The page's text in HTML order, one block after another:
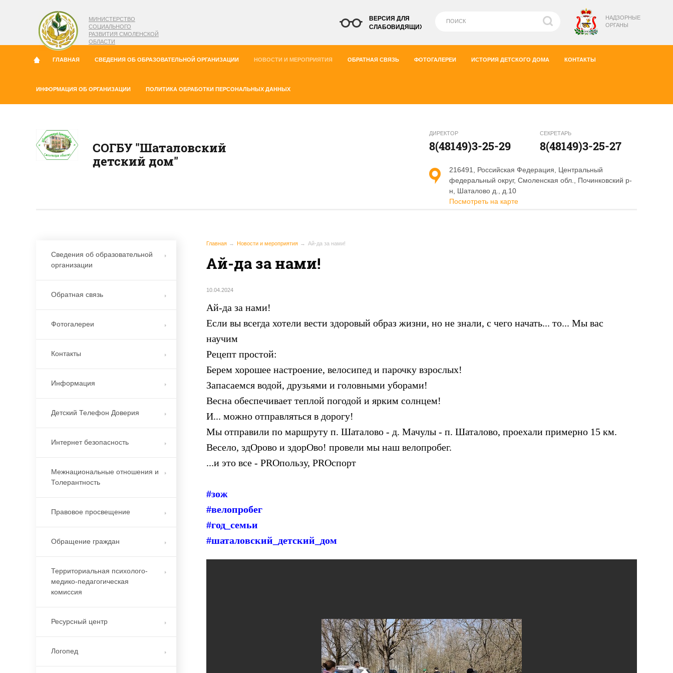
МИНИСТЕРСТВО
СОЦИАЛЬНОГО
РАЗВИТИЯ СМОЛЕНСКОЙ
ОБЛАСТИ
НАДЗОРНЫЕ
ОРГАНЫ
ВЕРСИЯ ДЛЯ
СЛАБОВИДЯЩИХ
ГЛАВНАЯ СВЕДЕНИЯ ОБ ОБРАЗОВАТЕЛЬНОЙ ОРГАНИЗАЦИИ НОВОСТИ И МЕРОПРИЯТИЯ ОБРАТНАЯ СВЯЗЬ ФОТОГАЛЕРЕИ ИСТОРИЯ ДЕТСКОГО ДОМА КОНТАКТЫ
ИНФОРМАЦИЯ ОБ ОРГАНИЗАЦИИ ПОЛИТИКА ОБРАБОТКИ ПЕРСОНАЛЬНЫХ ДАННЫХ
СОГБУ "Шаталовский
детский дом"
ДИРЕКТОР
8(48149)3-25-29
СЕКРЕТАРЬ
8(48149)3-25-27
216491, Российская Федерация, Центральный
федеральный округ, Смоленская обл., Починковский р-
н, Шаталово д., д.10
Посмотреть на карте
Главная Новости и мероприятия Ай-да за нами!
Ай-да за нами!
10.04.2024
Ай-да за нами!
Если вы всегда хотели вести здоровый образ жизни, но не знали, с чего начать... то... Мы вас
научим
Рецепт простой:
Берем хорошее настроение, велосипед и парочку взрослых!
Запасаемся водой, друзьями и головными уборами!
Весна обеспечивает теплой погодой и ярким солнцем!
И... можно отправляться в дорогу!
Мы отправили по маршруту п. Шаталово - д. Мачулы - п. Шаталово, проехали примерно 15 км.
Весело, здОрово и здорОво! провели мы наш велопробег.
...и это все - PROпользу, PROспорт
#зож
#велопробег
#год_семьи
#шаталовский_детский_дом
Сведения об образовательной
организации
Обратная связь
Фотогалереи
Контакты
Информация
Детский Телефон Доверия
Интернет безопасность
Межнациональные отношения и
Толерантность
Правовое просвещение
Обращение граждан
Территориальная психолого-
медико-педагогическая
комиссия
Ресурсный центр
Логопед